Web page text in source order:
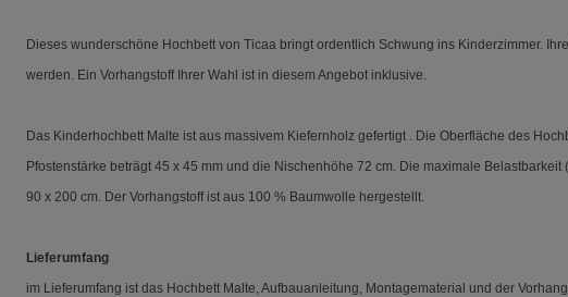
Dieses wunderschöne Hochbett von Ticaa bringt ordentlich Schwung ins Kinderzimmer.
werden. Ein Vorhangstoff Ihrer Wahl ist in diesem Angebot inklusive.
Das Kinderhochbett Malte ist aus massivem Kiefernholz gefertigt . Die Oberfläche des
Pfostenstärke beträgt 45 x 45 mm und die Nischenhöhe 72 cm. Die maximale
90 x 200 cm. Der Vorhangstoff ist aus 100 % Baumwolle hergestellt.
Lieferumfang
im Lieferumfang ist das Hochbett Malte, Aufbauanleitung, Montagematerial und der